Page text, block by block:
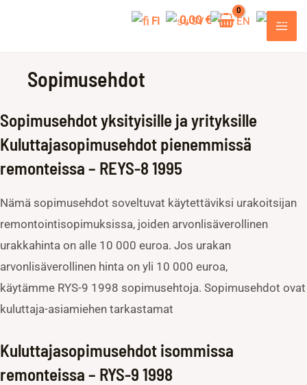
0,00€
Sopimusehdot
Sopimusehdot yksityisille ja yrityksille
Kuluttajasopimusehdot pienemmissä
remonteissa – REYS-8 1995
Nämä sopimusehdot soveltuvat käytettäviksi urakoitsijan
remontointisopimuksissa, joiden arvonlisäverollinen
urakkahinta on alle 10 000 euroa. Jos urakan
arvonlisäverollinen hinta on yli 10 000 euroa,
käytämme RYS-9 1998 sopimusehtoja. Sopimusehdot ovat
kuluttaja-asiamiehen tarkastamat
Kuluttajasopimusehdot isommissa
remonteissa – RYS-9 1998
FI SV EN RU